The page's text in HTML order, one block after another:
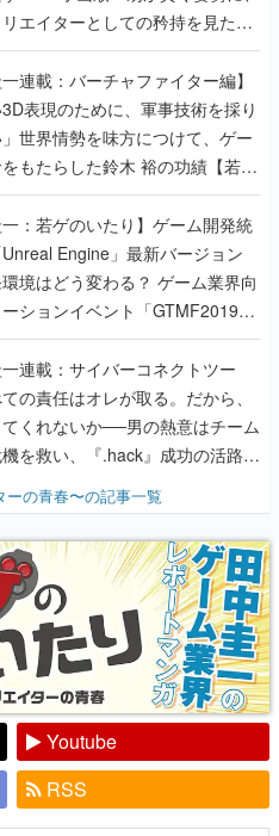
エイターとしての矜持を見た
たり最終回】
一連載：バーチャファイター編】
3D表現のために、軍事技術を採り
世界情勢を味方につけて、ゲー
もたらした鈴木 裕の功績【若ゲ
一：若ゲのいたり】ゲーム開発統
Engine」最新バージョン
境はどう変わる？ ゲーム業界向
ションイベント「GTMF2019」
より理解を深めよう【PR】
一連載：サイバーコネクトツー
の責任はオレが取る。だから、
くれないか──男の熱意はチーム
を救い、『.hack』成功の活路を
ンプ』色だった【若ゲのいた
ーの青春〜の記事一覧
Youtube
RSS